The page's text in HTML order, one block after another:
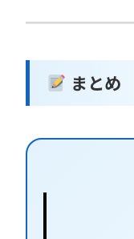
まとめ